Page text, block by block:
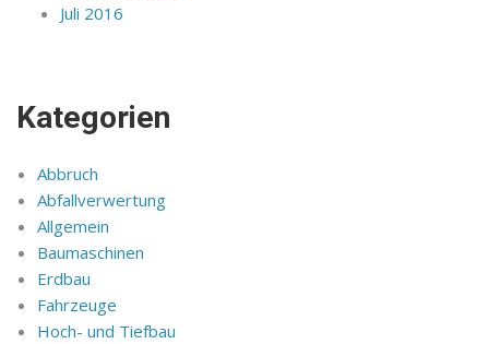
Juli 2016
Kategorien
Abbruch
Abfallverwertung
Allgemein
Baumaschinen
Erdbau
Fahrzeuge
Hoch- und Tiefbau